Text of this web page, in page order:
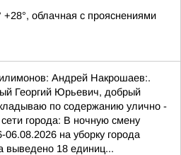
облачная с прояснениями
Андрей Накрошаев:.
Георгий Юрьевич, добрый
по содержанию улично -
города: В ночную смену
06.08.2026 на уборку города
выведено 18 единиц...